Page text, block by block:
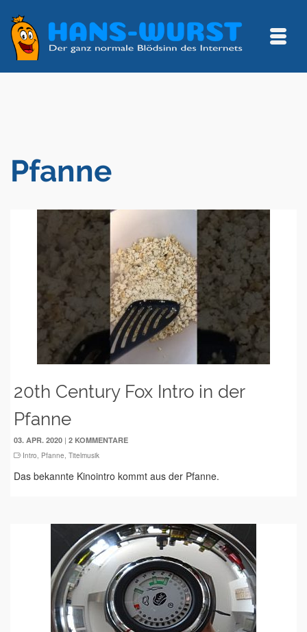
Pfanne
20th Century Fox Intro in der
Pfanne
03. APR. 2020 | 2 KOMMENTARE
Intro, Pfanne, Titelmusik
Das bekannte Kinointro kommt aus der Pfanne.